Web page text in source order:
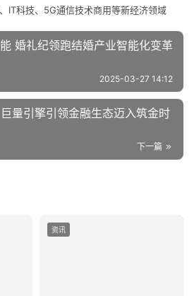
IT科技、5G通信技术商用等新经济领域
婚礼纪领跑结婚产业智能化变革
2025-03-27 14:12
量引擎引领金融生态迈入筑金时
下一篇
资讯